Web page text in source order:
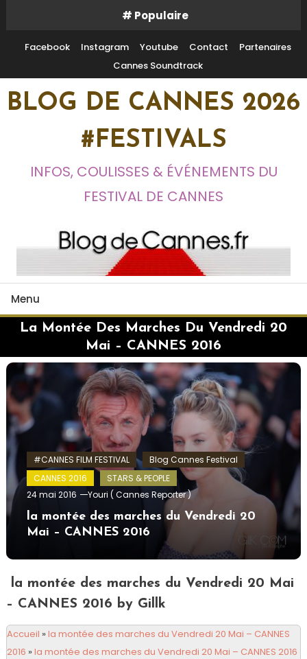
Content
# Populaire
Facebook Instagram Youtube Contact
Partenaires
Cannes Soundtrack
BLOG DE CANNES 2026
#FESTIVALS
INFOS, COULISSES & ÉVÉNEMENTS DU
FESTIVAL DE CANNES
Menu
La Montée Des Marches Du Vendredi 20
Mai – CANNES 2016
#CANNES FILM FESTIVAL
Blog Cannes Festival
CANNES 2016
STARS & PEOPLE
24 mai 2016
Youri ( Cannes Reporter )
la montée des marches du Vendredi 20
Mai – CANNES 2016
la montée des marches du Vendredi 20 Mai
– CANNES 2016 by Gillk
Accueil »la montée des marches du Vendredi 20 Mai – CANNES
2016 »la montée des marches du Vendredi 20 Mai – CANNES 2016